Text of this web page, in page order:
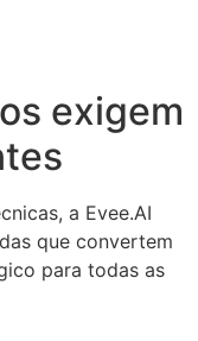
exigem
a Evee.AI
que convertem
para todas as